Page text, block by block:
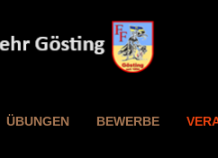
ÜBUNGEN BEWERBE